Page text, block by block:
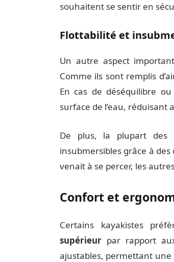
souhaitent se sentir en
Flottabilité et
Un autre aspect
Comme ils sont remplis
En cas de déséquilibre
surface de l’eau, réduisant
De plus, la plupart des
insubmersibles grâce à
venait à se percer, les
Confort et
Certains kayakistes
supérieurpar rapport
ajustables, permettant une